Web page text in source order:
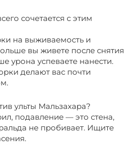
сочетается с этим
на выживаемость и
вы живете после снятия
урона успеваете нанести.
делают вас почти
ульты Мальзахара?
подавление — это стена,
не пробивает. Ищите